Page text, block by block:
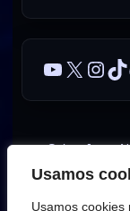
Usamos
Usamos
YouTube
X
Sobre